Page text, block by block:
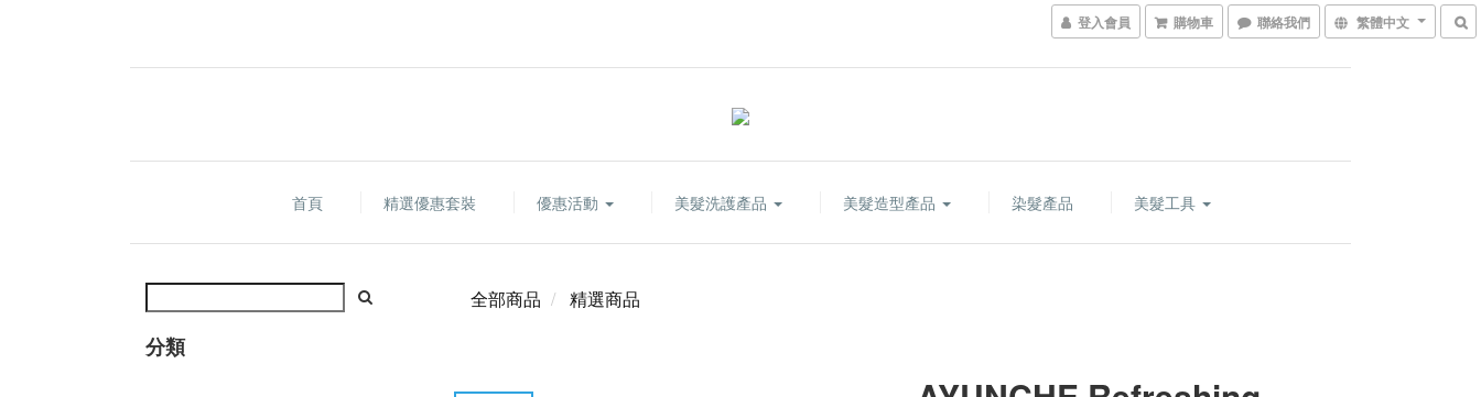
登入會員 購物車 聯絡我們 繁體中文
首頁 精選優惠套裝 優惠活動 美髮洗護產品 美髮造型產品 染髮產品 美髮工具
分類
全部商品 精選商品